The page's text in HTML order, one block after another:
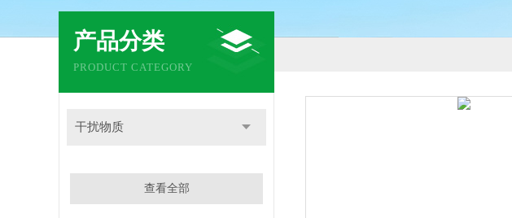
产品分类
PRODUCT CATEGORY
干扰物质
查看全部